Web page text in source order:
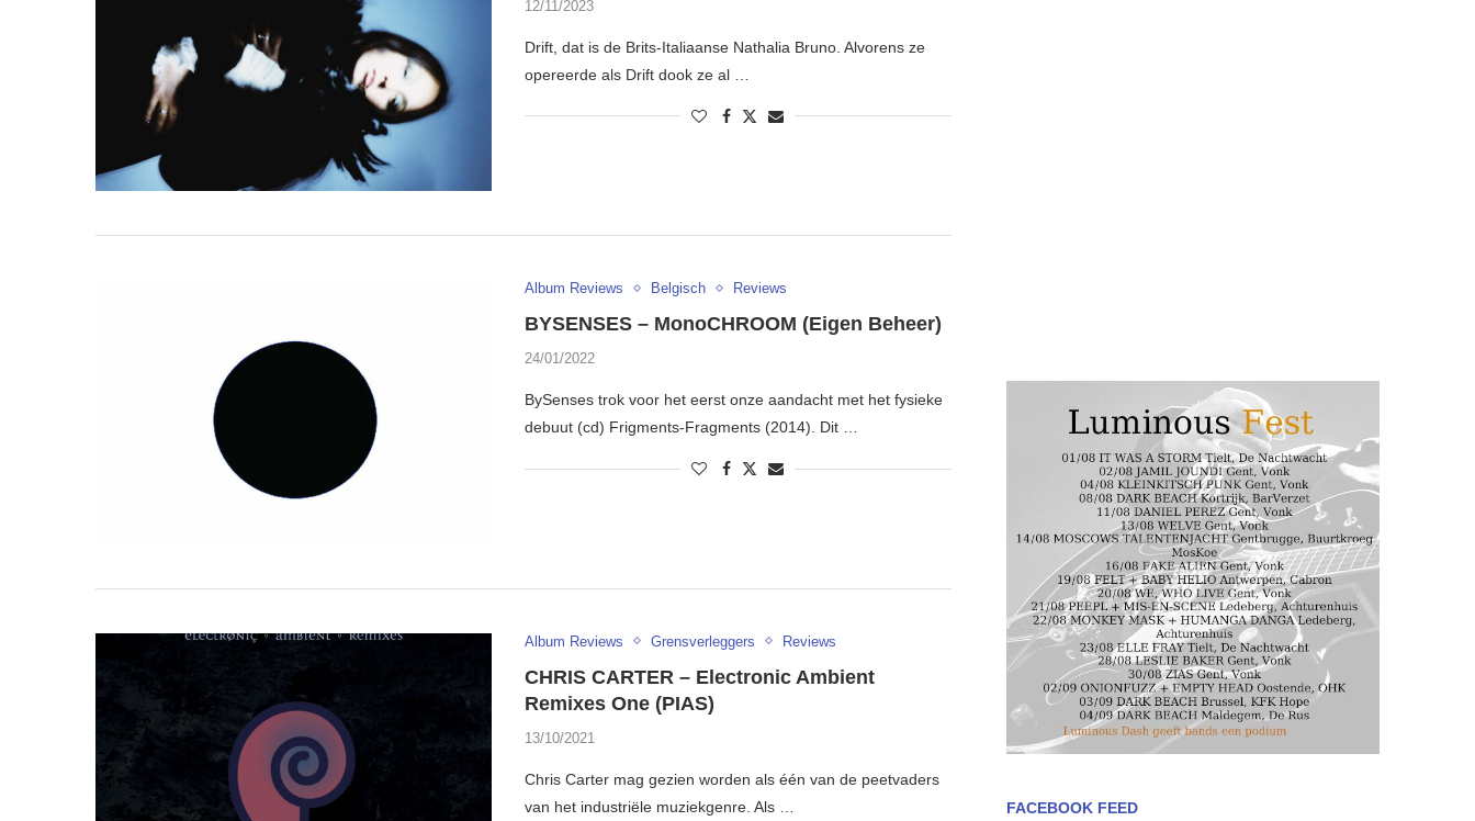
12/11/2023
Drift, dat is de Brits-Italiaanse Nathalia Bruno. Alvorens ze
opereerde als Drift dook ze al …
Album Reviews Belgisch Reviews
BYSENSES – MonoCHROOM (Eigen Beheer)
24/01/2022
BySenses trok voor het eerst onze aandacht met het fysieke
debuut (cd) Frigments-Fragments (2014). Dit …
Album Reviews Grensverleggers Reviews
CHRIS CARTER – Electronic Ambient
Remixes One (PIAS)
13/10/2021
Chris Carter mag gezien worden als één van de peetvaders
van het industriële muziekgenre. Als …
FACEBOOK FEED